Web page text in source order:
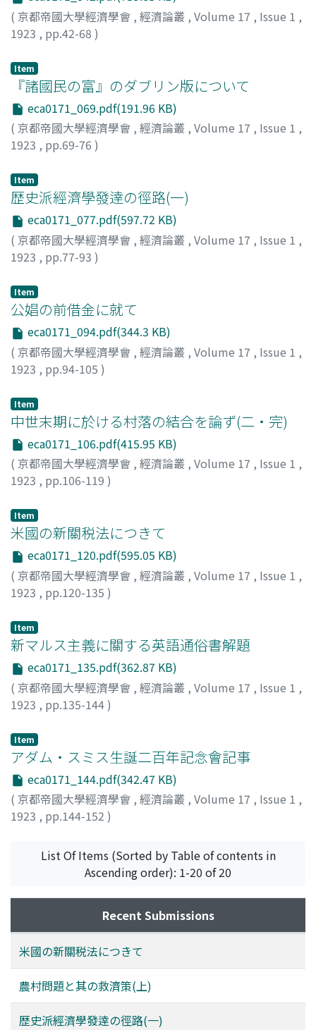
( 京都帝國大學經濟學會 , 經濟論叢 , Volume 17 , Issue 1 ,
1923 , pp.42-68 )
Item
『諸國民の富』のダブリン版について
eca0171_069.pdf(191.96 KB)
( 京都帝國大學經濟學會 , 經濟論叢 , Volume 17 , Issue 1 ,
1923 , pp.69-76 )
Item
歴史派經濟學發逹の徑路(一)
eca0171_077.pdf(597.72 KB)
( 京都帝國大學經濟學會 , 經濟論叢 , Volume 17 , Issue 1 ,
1923 , pp.77-93 )
ウItem
公娼の前借金に就て
eca0171_094.pdf(344.3 KB)
( 京都帝國大學經濟學會 , 經濟論叢 , Volume 17 , Issue 1 ,
1923 , pp.94-105 )
Item
中世末期に於ける村落の結合を論ず(二・完)
eca0171_106.pdf(415.95 KB)
( 京都帝國大學經濟學會 , 經濟論叢 , Volume 17 , Issue 1 ,
1923 , pp.106-119 )
Item
米國の新關税法につきて
eca0171_120.pdf(595.05 KB)
( 京都帝國大學經濟學會 , 經濟論叢 , Volume 17 , Issue 1 ,
1923 , pp.120-135 )
Item
新マルス主義に關する英語通俗書解題
eca0171_135.pdf(362.87 KB)
( 京都帝國大學經濟學會 , 經濟論叢 , Volume 17 , Issue 1 ,
1923 , pp.135-144)
Item
アダム・スミス生誕二百年記念會記事
eca0171_144.pdf(342.47 KB)
( 京都帝國大學經濟學會 , 經濟論叢 , Volume 17 , Issue 1 ,
1923 , pp.144-152 )
List Of Items (Sorted by Table of contents in
Ascending order): 1-20 of 20
Recent Submissions
米國の新關税法につきて
農村問題と其の救濟策(上)
歴史派經濟學發逹の徑路(一)